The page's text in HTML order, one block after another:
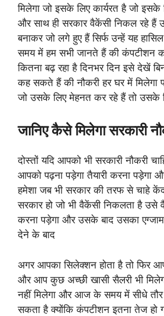
मिलेगा जो इसके लिए कार्यरत है जो
और साथ ही सरकार वैकेंसी निकल रहे हैं
बनाकर जो लगे हुए हैं सिर्फ उन्हें यह
समय में हम सभी जानते हैं की कंपटीशन
कितना बढ़ रहा है दिनभर दिन इसे देखें
कह सकते हैं की नौकरी हर घर में मिलेगा
जो उसके लिए मेहनत कर रहे हैं तो उसके
जानिए कैसे मिलेगा सरकारी
दोस्तों यदि आपको भी सरकारी नौकरी
आपको पढ़ना पड़ेगा तैयारी करना पड़ेगा
हमेशा जब भी सरकार की तरफ से चाहे
सरकार हो जो भी वैकेंसी निकलता है उसे
करना पड़ेगा और उसके बाद उसका
देने के बाद
अगर आपका सिलेक्शन होता है तो फिर
और आप कुछ अच्छी खासी सैलरी भी
नहीं मिलेगा और आज के समय में सीधे तौर
सकता है क्योंकि कंपटीशन इतना तेज हो